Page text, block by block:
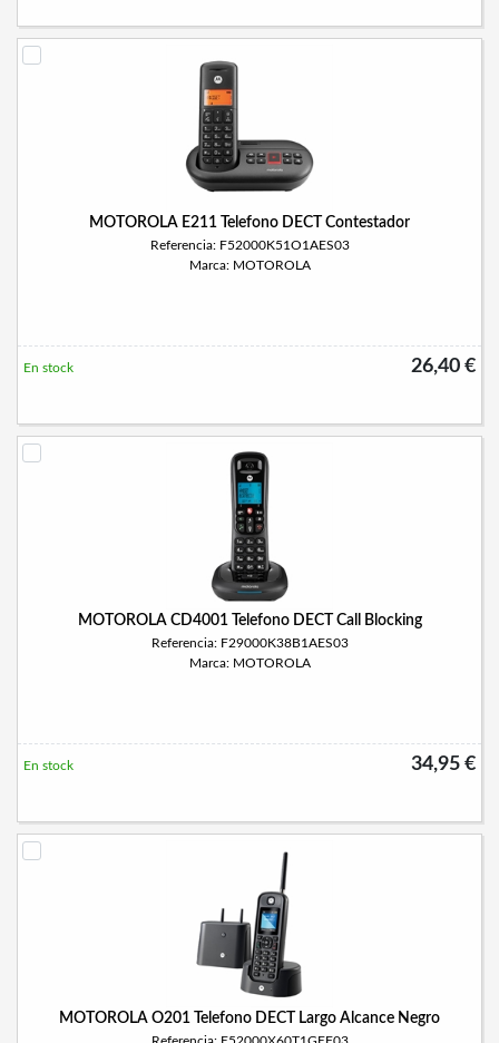
MOTOROLA E211 Telefono DECT Contestador
Referencia: F52000K51O1AES03
Marca: MOTOROLA
26,40 €
En stock
MOTOROLA CD4001 Telefono DECT Call Blocking
Referencia: F29000K38B1AES03
Marca: MOTOROLA
34,95 €
En stock
MOTOROLA O201 Telefono DECT Largo Alcance Negro